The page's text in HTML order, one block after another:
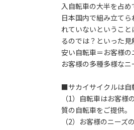
入自転車の大半を占め
日本国内で組み立て
れていないというこ
るのでは？といった見
安い自転車＝お客様の
お客様の多種多様な
■サカイサイクルは自
（1）自転車はお客
質の自転車をご提供。
（2）お客様のニー